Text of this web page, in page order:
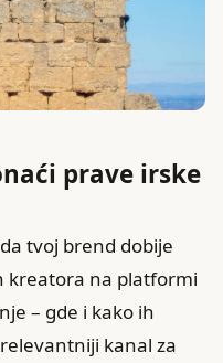
prave irske
tvoj brend dobije
kreatora na platformi
– gde i kako ih
kanal za